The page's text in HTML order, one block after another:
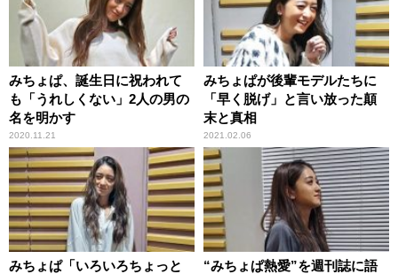
みちょぱ、誕生日に祝われて
も「うれしくない」2人の男の
名を明かす
2020.11.21
みちょぱが後輩モデルたちに
「早く脱げ」と言い放った顛
末と真相
2021.02.06
みちょぱ「いろいろちょっと
“みちょぱ熱愛”を週刊誌に語